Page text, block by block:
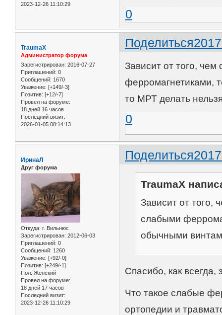
2023-12-26 11:10:29
0
Поделиться
TraumaX
Администратор форума
Зарегистрирован: 2016-07-27
Приглашений: 0
Сообщений: 1670
Уважение: [+149/-3]
Позитив: [+12/-7]
Провел на форуме:
18 дней 16 часов
Последний визит:
2026-01-05 08:14:13
Зависит от того,
ферромагнетиками,
то МРТ делать
0
Поделиться
ИринаЛ
Друг форума
Откуда: г. Вильнюс
Зарегистрирован: 2012-06-03
Приглашений: 0
Сообщений: 1260
Уважение: [+92/-0]
Позитив: [+249/-1]
Пол: Женский
Провел на форуме:
18 дней 17 часов
Последний визит:
2023-12-26 11:10:29
TraumaX
Зависит от того,
слабыми
обычными
Спасибо, как всегда,
Что такое слабые
ортопедии и